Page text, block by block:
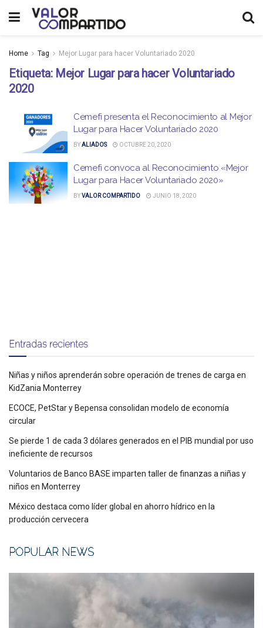
Home Tag Mejor Lugar para hacer Voluntariado 2020
Etiqueta: Mejor Lugar para hacer Voluntariado
2020
Cemefi presenta el Reconocimiento al Mejor
Lugar para Hacer Voluntariado 2020
BYALIADOS OCTUBRE 20, 2020
Cemefi convoca al Reconocimiento «Mejor
Lugar para Hacer Voluntariado 2020»
BYVALOR COMPARTIDO JUNIO 18, 2020
Entradas recientes
Niñas y niños aprenderán sobre operación de trenes de carga en
KidZania Monterrey
ECOCE, PetStar y Bepensa consolidan modelo de economía
circular
Se pierde 1 de cada 3 dólares generados en el PIB mundial por uso
ineficiente de recursos
Voluntarios de Banco BASE imparten taller de finanzas a niñas y
niños en Monterrey
México destaca como líder global en ahorro hídrico en la
producción cervecera
POPULAR NEWS